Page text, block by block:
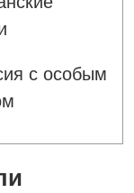
с особым